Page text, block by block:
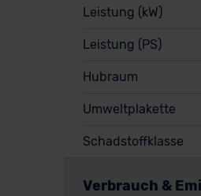
Leistung (kW)
Leistung (PS)
Hubraum
Umweltplakette
Schadstoffklasse
Verbrauch &